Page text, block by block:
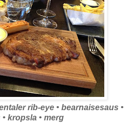
rib-eye • bearnaisesaus •
kropsla • merg